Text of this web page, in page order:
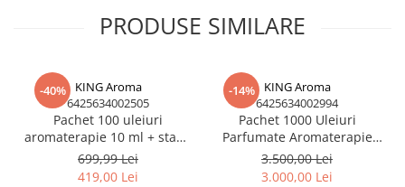
PRODUSE SIMILARE
-40%
KING Aroma
6425634002505
Pachet 100 uleiuri
aromaterapie 10 ml + stand
expo – set retail, display,
revânzare | King Aroma
699,99 Lei
419,00 Lei
-14%
KING Aroma
6425634002994
Pachet 1000 Uleiuri
Parfumate Aromaterapie
B2B, diverse arome,
Kingaroma, 1000 x 10 ml
3.500,00 Lei
3.000,00 Lei